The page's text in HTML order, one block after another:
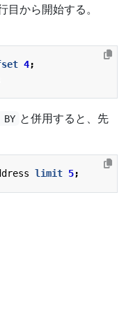
から開始する。
4;
BY と併用すると、先
limit 5;